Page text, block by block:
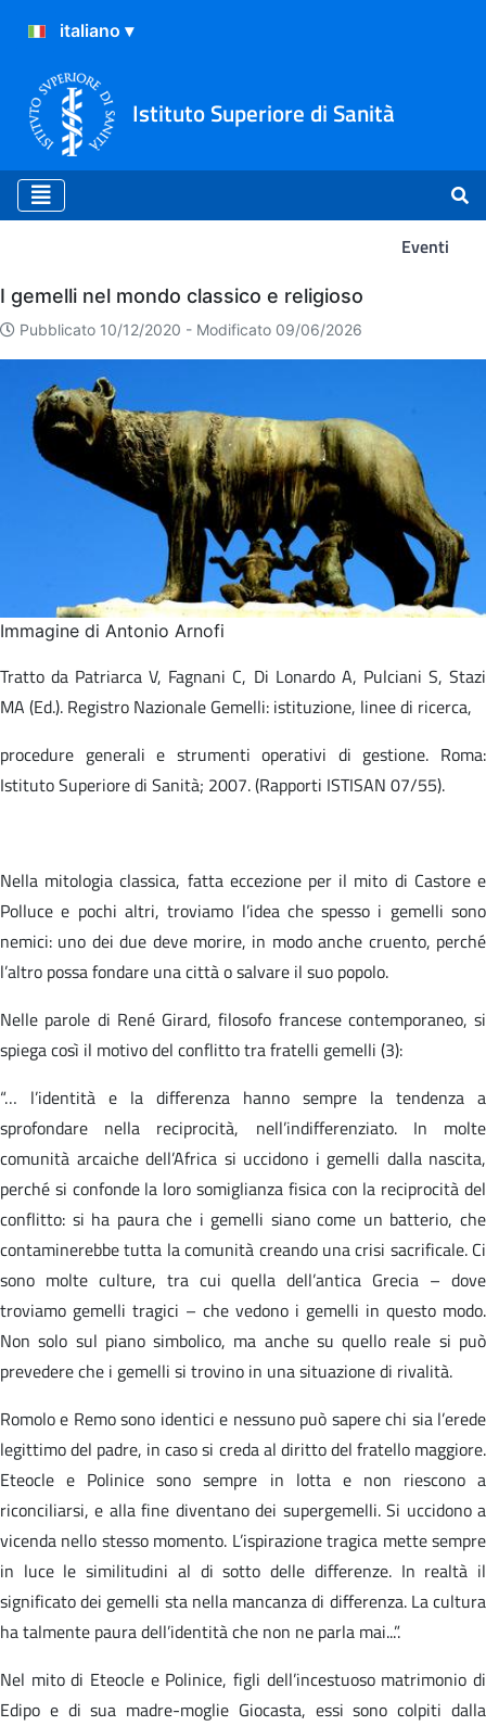
Istituto Superiore di Sanità
Eventi
Eventi
I gemelli nel mondo classico e religioso
Pubblicato 10/12/2020 - Modificato 09/06/2026
Immagine di Antonio Arnofi
Tratto da Patriarca V, Fagnani C, Di Lonardo A, Pulciani S, Stazi
MA (Ed.). Registro Nazionale Gemelli: istituzione, linee di ricerca,​
procedure generali e strumenti operativi di gestione. Roma:
Istituto Superiore di Sanità; 2007. (Rapporti ISTISAN 07/55).​
Nella mitologia classica, fatta eccezione per il mito di Castore e
Polluce e pochi altri, troviamo l’idea che spesso i gemelli sono
nemici: uno dei due deve morire, in modo anche cruento, perché
l’altro possa fondare una città o salvare il suo popolo.
Nelle parole di René Girard, filosofo francese contemporaneo, si
spiega così il motivo del conflitto tra fratelli gemelli (3):
“… l’identità e la differenza hanno sempre la tendenza a
sprofondare nella reciprocità, nell’indifferenziato. In molte
comunità arcaiche dell’Africa si uccidono i gemelli dalla nascita,
perché si confonde la loro somiglianza fisica con la reciprocità del
conflitto: si ha paura che i gemelli siano come un batterio, che
contaminerebbe tutta la comunità creando una crisi sacrificale. Ci
sono molte culture, tra cui quella dell’antica Grecia – dove
troviamo gemelli tragici – che vedono i gemelli in questo modo.
Non solo sul piano simbolico, ma anche su quello reale si può
prevedere che i gemelli si trovino in una situazione di rivalità.
Romolo e Remo sono identici e nessuno può sapere chi sia l’erede
legittimo del padre, in caso si creda al diritto del fratello maggiore.
Eteocle e Polinice sono sempre in lotta e non riescono a
riconciliarsi, e alla fine diventano dei supergemelli. Si uccidono a
vicenda nello stesso momento. L’ispirazione tragica mette sempre
in luce le similitudini al di sotto delle differenze. In realtà il
significato dei gemelli sta nella mancanza di differenza. La cultura
ha talmente paura dell’identità che non ne parla mai...”.
Nel mito di Eteocle e Polinice, figli dell’incestuoso matrimonio di
Edipo e di sua madre-moglie Giocasta, essi sono colpiti dalla